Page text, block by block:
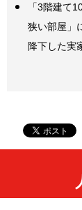
「3階建て
狭い部屋」
降下した実